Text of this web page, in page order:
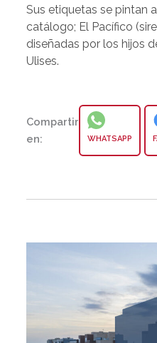
Sus etiquetas se pintan
catálogo; El Pacífico
diseñadas por los hijos
Ulises.
Compartir
en:
WHATSAPP